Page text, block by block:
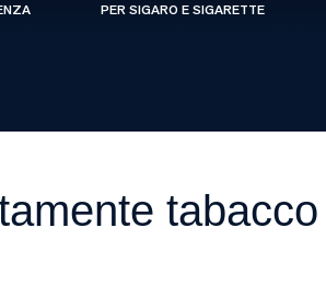
PER SIGARO E SIGARETTE